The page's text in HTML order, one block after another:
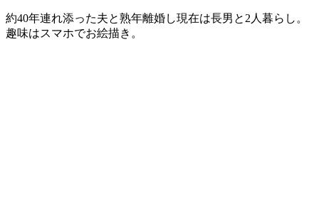
約40年連れ添った夫と熟年離婚し現在は長男と2人暮らし。
趣味はスマホでお絵描き。